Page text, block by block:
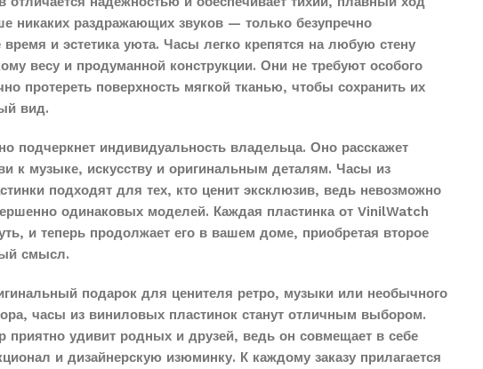
никаких раздражающих звуков — только безупречно
время и эстетика уюта. Часы легко крепятся на любую стену
весу и продуманной конструкции. Они не требуют особого
протереть поверхность мягкой тканью, чтобы сохранить их
вид.
подчеркнет индивидуальность владельца. Оно расскажет
к музыке, искусству и оригинальным деталям. Часы из
подходят для тех, кто ценит эксклюзив, ведь невозможно
одинаковых моделей. Каждая пластинка от VinilWatch
и теперь продолжает его в вашем доме, приобретая второе
смысл.
подарок для ценителя ретро, музыки или необычного
часы из виниловых пластинок станут отличным выбором.
приятно удивит родных и друзей, ведь он совмещает в себе
и дизайнерскую изюминку. К каждому заказу прилагается